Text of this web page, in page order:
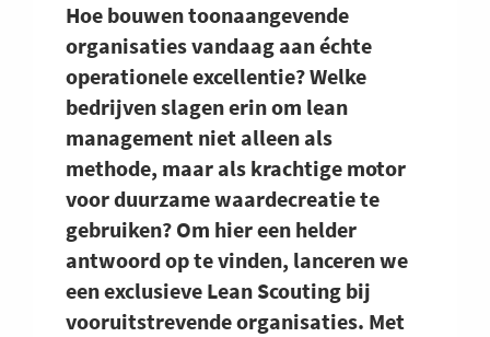
Hoe bouwen toonaangevende
organisaties vandaag aan échte
operationele excellentie? Welke
bedrijven slagen erin om lean
management niet alleen als
methode, maar als krachtige motor
voor duurzame waardecreatie te
gebruiken? Om hier een helder
antwoord op te vinden, lanceren we
een exclusieve Lean Scouting bij
vooruitstrevende organisaties. Met